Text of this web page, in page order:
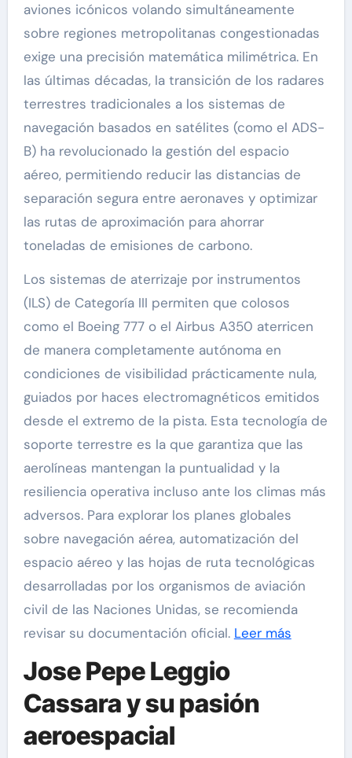
aviones icónicos volando simultáneamente
sobre regiones metropolitanas congestionadas
exige una precisión matemática milimétrica. En
las últimas décadas, la transición de los radares
terrestres tradicionales a los sistemas de
navegación basados en satélites (como el ADS-
B) ha revolucionado la gestión del espacio
aéreo, permitiendo reducir las distancias de
separación segura entre aeronaves y optimizar
las rutas de aproximación para ahorrar
toneladas de emisiones de carbono.
Los sistemas de aterrizaje por instrumentos
(ILS) de Categoría III permiten que colosos
como el Boeing 777 o el Airbus A350 aterricen
de manera completamente autónoma en
condiciones de visibilidad prácticamente nula,
guiados por haces electromagnéticos emitidos
desde el extremo de la pista. Esta tecnología de
soporte terrestre es la que garantiza que las
aerolíneas mantengan la puntualidad y la
resiliencia operativa incluso ante los climas más
adversos. Para explorar los planes globales
sobre navegación aérea, automatización del
espacio aéreo y las hojas de ruta tecnológicas
desarrolladas por los organismos de aviación
civil de las Naciones Unidas, se recomienda
revisar su documentación oficial. Leer más
Jose Pepe Leggio
Cassara y su pasión
aeroespacial